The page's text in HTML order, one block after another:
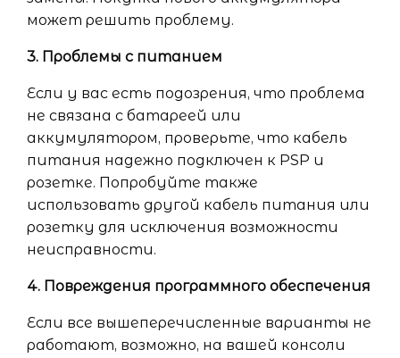
может решить проблему.
3. Проблемы с питанием
Если у вас есть подозрения, что проблема
не связана с батареей или
аккумулятором, проверьте, что кабель
питания надежно подключен к PSP и
розетке. Попробуйте также
использовать другой кабель питания или
розетку для исключения возможности
неисправности.
4. Повреждения программного обеспечения
Если все вышеперечисленные варианты не
работают, возможно, на вашей консоли